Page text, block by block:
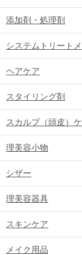
添加剤・処理剤
システムトリート
ヘアケア
スタイリング剤
スカルプ（頭皮）
理美容小物
シザー
理美容器具
スキンケア
メイク用品